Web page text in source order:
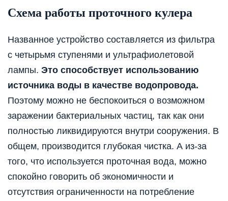
Схема работы проточного кулера
Названное устройство составляется из фильтра
с четырьмя ступенями и ультрафиолетовой
лампы. Это способствует использованию
источника воды в качестве водопровода.
Поэтому можно не беспокоиться о возможном
заражении бактериальных частиц, так как они
полностью ликвидируются внутри сооружения. В
общем, производится глубокая чистка. А из-за
того, что используется проточная вода, можно
спокойно говорить об экономичности и
отсутствия ограниченности на потребление